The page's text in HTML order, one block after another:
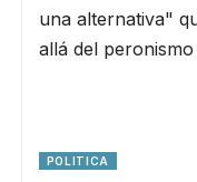
POLITICA